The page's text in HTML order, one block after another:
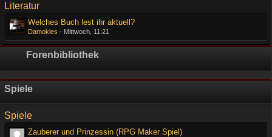
Literatur
Welches Buch lest ihr aktuell?
Damokles - Mittwoch, 11:21
Forenbibliothek
Spiele
Spiele
Zauberer und Prinzessin (RPG Maker Spiel)